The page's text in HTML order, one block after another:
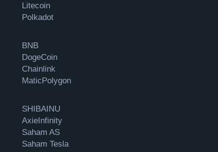
Litecoin
Polkadot
BNB
DogeCoin
Chainlink
MaticPolygon
SHIBAINU
AxieInfinity
Saham AS
Saham Tesla